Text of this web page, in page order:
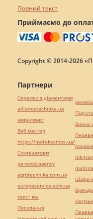
Повний текст
Приймаємо до
Copyright © 2014-2026
Партнери
Сережки з діамантами
alliancetechnika.ua
миралинкс
Веб мастер
https://motokosmos.ua/
Синтезатори
perevod.agency
agrotechnika.com.ua
europeservice.com.ua
текст юа
Посилання
Винна
mk-
Шафи